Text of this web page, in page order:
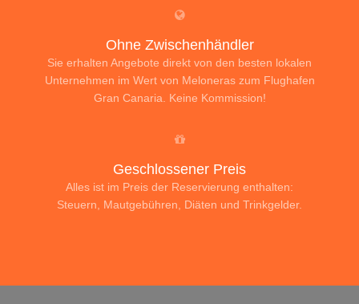
Ohne Zwischenhändler
Sie erhalten Angebote direkt von den besten lokalen
Unternehmen im Wert von Meloneras zum Flughafen
Gran Canaria. Keine Kommission!
Geschlossener Preis
Alles ist im Preis der Reservierung enthalten:
Steuern, Mautgebühren, Diäten und Trinkgelder.